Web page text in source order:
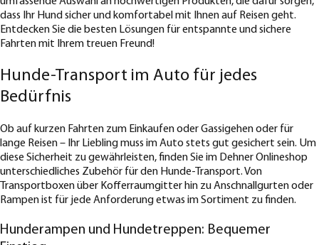
dass Ihr Hund sicher und komfortabel mit Ihnen auf Reisen geht.
Entdecken Sie die besten Lösungen für entspannte und sichere
Fahrten mit Ihrem treuen Freund!
Hunde-Transport im Auto für jedes
Bedürfnis
Ob auf kurzen Fahrten zum Einkaufen oder Gassigehen oder für
lange Reisen – Ihr Liebling muss im Auto stets gut gesichert sein. Um
diese Sicherheit zu gewährleisten, finden Sie im Dehner Onlineshop
unterschiedliches Zubehör für den Hunde-Transport. Von
Transportboxen über Kofferraumgitter hin zu Anschnallgurten oder
Rampen ist für jede Anforderung etwas im Sortiment zu finden.
Hunderampen und Hundetreppen: Bequemer